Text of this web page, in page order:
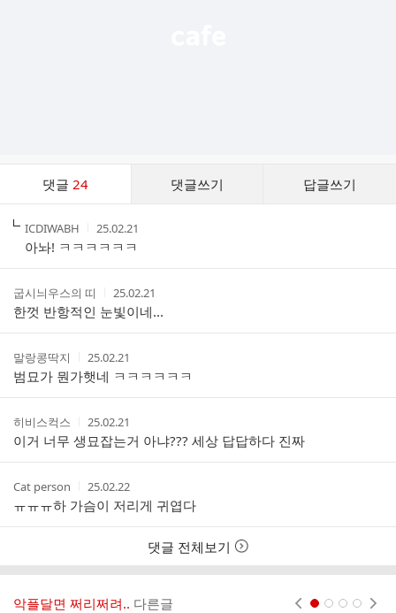
댓글24 댓글쓰기 답글쓰기
스
작
성
자
ICDIWABH
작
성
간
25.02.21
아놔! ㅋㅋㅋㅋㅋㅋ
작
성
자
굽시늬우스의 띠
작
성
시
간
25.02.21
한껏 반항적인 눈빛이네...
작
성
자
말랑콩딱지
작
성
시
간
25.02.21
범묘가 뭔가햇네 ㅋㅋㅋㅋㅋㅋ
작
성
자
히비스컥스
작
성
시
간
25.02.21
이거 너무 생묘잡는거 아냐??? 세상 답답하다 진짜
작
자
Cat person
작
성
시
간
25.02.22
ㅠㅠㅠ하 가슴이 저리게 귀엽다
댓글 전체보기
악플달면 쩌리쩌려.. 다른글